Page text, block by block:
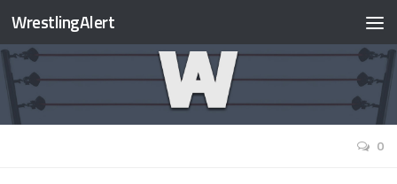
WrestlingAlert
0